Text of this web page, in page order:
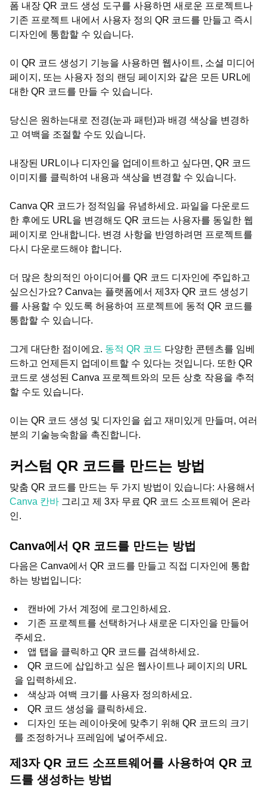
폼 내장 QR 코드 생성 도구를 사용하면 새로운 프로젝트나
기존 프로젝트 내에서 사용자 정의 QR 코드를 만들고 즉시
디자인에 통합할 수 있습니다.
이 QR 코드 생성기 기능을 사용하면 웹사이트, 소셜 미디어
페이지, 또는 사용자 정의 랜딩 페이지와 같은 모든 URL에
대한 QR 코드를 만들 수 있습니다.
당신은 원하는대로 전경(눈과 패턴)과 배경 색상을 변경하
고 여백을 조절할 수도 있습니다.
내장된 URL이나 디자인을 업데이트하고 싶다면, QR 코드
이미지를 클릭하여 내용과 색상을 변경할 수 있습니다.
Canva QR 코드가 정적임을 유념하세요. 파일을 다운로드
한 후에도 URL을 변경해도 QR 코드는 사용자를 동일한 웹
페이지로 안내합니다. 변경 사항을 반영하려면 프로젝트를
다시 다운로드해야 합니다.
더 많은 창의적인 아이디어를 QR 코드 디자인에 주입하고
싶으신가요? Canva는 플랫폼에서 제3자 QR 코드 생성기
를 사용할 수 있도록 허용하여 프로젝트에 동적 QR 코드를
통합할 수 있습니다.
그게 대단한 점이에요. 동적 QR 코드 다양한 콘텐츠를 임베
드하고 언제든지 업데이트할 수 있다는 것입니다. 또한 QR
코드로 생성된 Canva 프로젝트와의 모든 상호 작용을 추적
할 수도 있습니다.
이는 QR 코드 생성 및 디자인을 쉽고 재미있게 만들며, 여러
분의 기술능숙함을 촉진합니다.
커스텀 QR 코드를 만드는 방법
맞춤 QR 코드를 만드는 두 가지 방법이 있습니다: 사용해서
Canva 칸바 그리고 제 3자 무료 QR 코드 소프트웨어 온라
인.
Canva에서 QR 코드를 만드는 방법
다음은 Canva에서 QR 코드를 만들고 직접 디자인에 통합
하는 방법입니다:
캔바에 가서 계정에 로그인하세요.
기존 프로젝트를 선택하거나 새로운 디자인을 만들어
주세요.
앱 탭을 클릭하고 QR 코드를 검색하세요.
QR 코드에 삽입하고 싶은 웹사이트나 페이지의 URL
을 입력하세요.
색상과 여백 크기를 사용자 정의하세요.
QR 코드 생성을 클릭하세요.
디자인 또는 레이아웃에 맞추기 위해 QR 코드의 크기
를 조정하거나 프레임에 넣어주세요.
제3자 QR 코드 소프트웨어를 사용하여 QR 코
드를 생성하는 방법